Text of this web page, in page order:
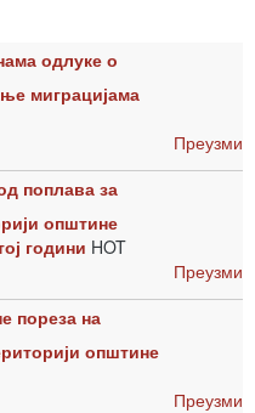
одлуке о
миграцијама
Преузми
поплава за
општине
години HOT
Преузми
пореза на
општине
Преузми